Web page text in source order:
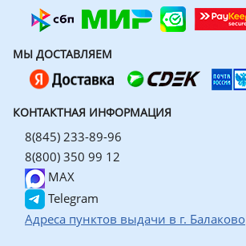
МЫ ДОСТАВЛЯЕМ
КОНТАКТНАЯ ИНФОРМАЦИЯ
8(845) 233-89-96
8(800) 350 99 12
MAX
Telegram
Адреса пунктов выдачи в г. Балаково